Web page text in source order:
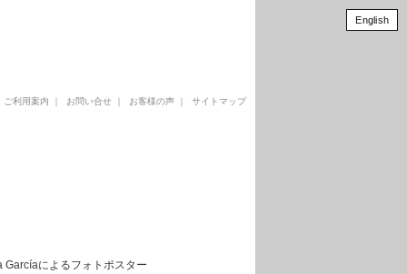
ご利用案内 お問い合せ お客様の声 サイトマップ
Garcíaによるフォトポスター
English